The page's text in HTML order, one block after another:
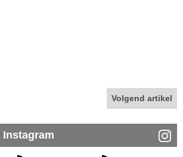
Volgend artikel